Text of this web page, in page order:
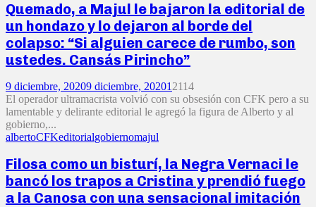
Quemado, a Majul le bajaron la editorial de
un hondazo y lo dejaron al borde del
colapso: “Si alguien carece de rumbo, son
ustedes. Cansás Pirincho”
9 diciembre, 20209 diciembre, 20201 2114
El operador ultramacrista volvió con su obsesión con CFK pero a su
lamentable y delirante editorial le agregó la figura de Alberto y al
gobierno,...
albertoCFKeditorialgobiernomajul
Filosa como un bisturí, la Negra Vernaci le
bancó los trapos a Cristina y prendió fuego
a la Canosa con una sensacional imitación